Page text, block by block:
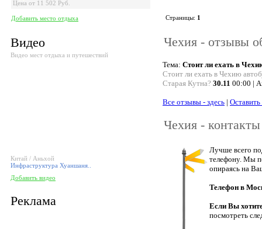
Цена от 11 502 Руб.
Добавить место отдыха
Видео
Видео мест отдыха и путешествий
Китай / Аньхой
Инфраструктура Хуаншаня..
Добавить видео
Реклама
Страницы: 1
Чехия - отзывы
Тема: Стоит ли ехать в
Стоит ли ехать в Чехию
Старая Кутна? 30.11 00:00 |
Все отзывы - здесь |
Чехия - контакты
Лучше всего
телефону. Мы
опираясь на
Телефон в
Если Вы
посмотреть